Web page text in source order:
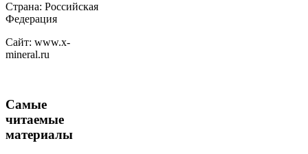
Страна: Российская
Федерация
Сайт: www.x-
mineral.ru
Самые
читаемые
материалы